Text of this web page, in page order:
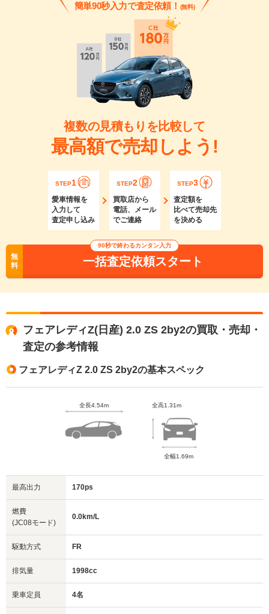
簡単90秒入力で査定依頼！ (無料)
複数の見積もりを比較して
最高額で売却しよう!
STEP1
愛車情報を
入力して
査定申し込み
STEP2
買取店から
電話、メール
でご連絡
STEP3
査定額を
比べて売却先
を決める
無
料
90秒で終わるカンタン入力
一括査定依頼スタート
フェアレディZ(日産) 2.0 ZS 2by2の買取・売却・
査定の参考情報
フェアレディZ 2.0 ZS 2by2の基本スペック
全長4.54m 全高1.31m
全幅1.69m
最高出力 170ps
燃費
(JC08モード)
0.0km/L
駆動方式 FR
排気量 1998cc
乗車定員 4名